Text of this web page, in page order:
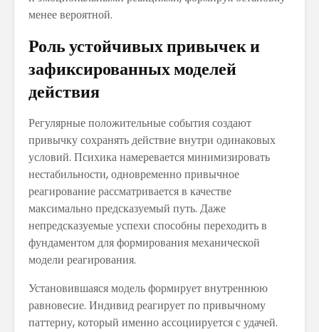
менее вероятной.
Роль устойчивых привычек и
зафиксированных моделей
действия
Регулярные положительные события создают
привычку сохранять действие внутри одинаковых
условий. Психика намеревается минимизировать
нестабильности, одновременно привычное
реагирование рассматривается в качестве
максимально предсказуемый путь. Даже
непредсказуемые успехи способны переходить в
фундаментом для формирования механической
модели реагирования.
Установившаяся модель формирует внутреннюю
равновесие. Индивид реагирует по привычному
паттерну, который именно ассоциируется с удачей.